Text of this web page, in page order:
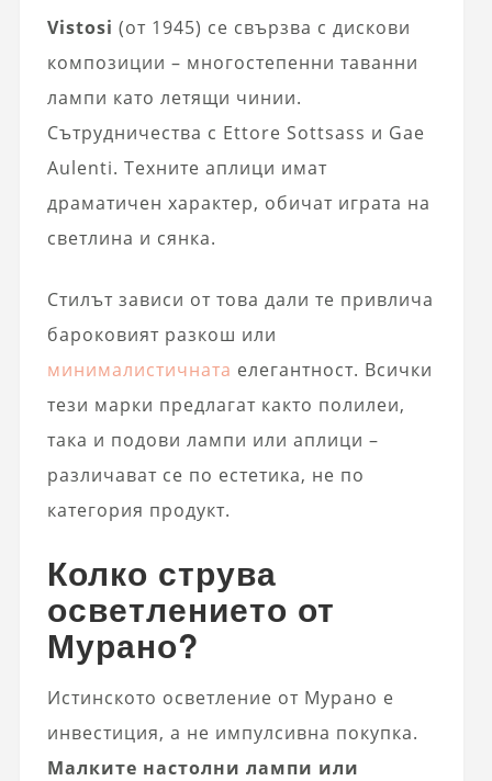
Vistosi (от 1945) се свързва с дискови
композиции – многостепенни таванни
лампи като летящи чинии.
Сътрудничества с Ettore Sottsass и Gae
Aulenti. Техните аплици имат
драматичен характер, обичат играта на
светлина и сянка.
Стилът зависи от това дали те привлича
бароковият разкош или
минималистичната елегантност. Всички
тези марки предлагат както полилеи,
така и подови лампи или аплици –
различават се по естетика, не по
категория продукт.
Колко струва
осветлението от
Мурано?
Истинското осветление от Мурано е
инвестиция, а не импулсивна покупка.
Малките настолни лампи или